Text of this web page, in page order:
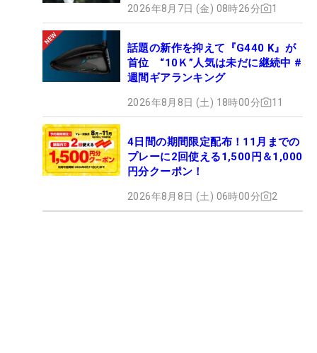
2026年8月7日 (金) 08時26分 1
話題の新作を抑えて『G440 K』が
首位 “10Ｋ”人気は未だに継続中 #
週間ギアランキング
2026年8月8日 (土) 18時00分 11
4日間の期間限定配布！11月までの
プレーに2回使える1,500円＆1,000
円分クーポン！
2026年8月8日 (土) 06時00分 2